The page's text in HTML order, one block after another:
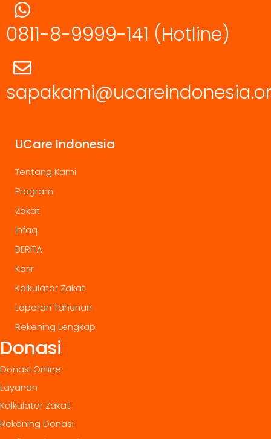
0811-8-9999-141 (Hotline)
UCare Indonesia
Tentang Kami
Program
Zakat
Infaq
BERITA
Karir
Kalkulator Zakat
Laporan Tahunan
Rekening Lengkap
Donasi
Donasi Online
Layanan
Kalkulator Zakat
Rekening Donasi